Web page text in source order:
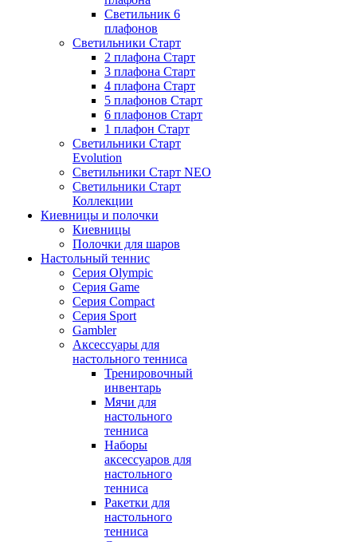
Светильник 6
плафонов
Светильники Старт
2 плафона Старт
3 плафона Старт
4 плафона Старт
5 плафонов Старт
6 плафонов Старт
1 плафон Старт
Светильники Старт
Evolution
Светильники Старт NEO
Светильники Старт
Коллекции
Киевницы и полочки
Киевницы
Полочки для шаров
Настольный теннис
Серия Olympic
Серия Game
Серия Compact
Серия Sport
Gambler
Аксессуары для
настольного тенниса
Тренировочный
инвентарь
Мячи для
настольного
тенниса
Наборы
аксессуаров для
настольного
тенниса
Ракетки для
настольного
тенниса